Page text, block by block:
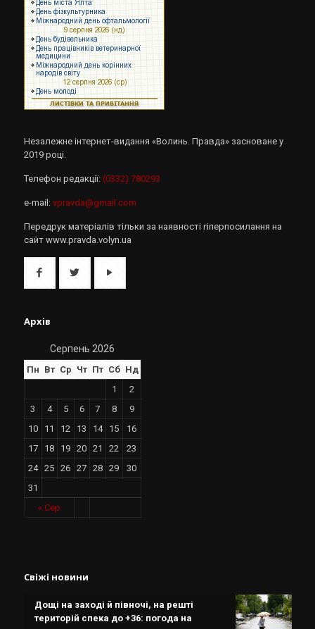
Незалежне інтернет-видання «Волинь. Правда» засноване у
2019 році.
Телефон редакції: (0332) 780293
e-mail: vpravda@gmail.com
Передрук матеріалів тільки за наявності гіперпосилання на
сайт www.pravda.volyn.ua
Архів
Серпень 2026
Пн Вт Ср Чт Пт Сб Нд
« Сер
1
2
3
4 5 6 7 8
9
10
11 12 13 14 15
16
17
18 19 20 21 22
23
24
25 26 27 28 29
30
31
Свіжі новини
Дощі на заході й півночі, на решті
територій спека до +36: погода на